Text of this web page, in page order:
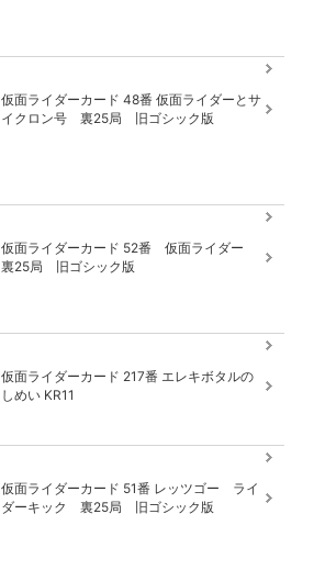
仮面ライダーカード 48番 仮面ライダーとサ
イクロン号 裏25局 旧ゴシック版
仮面ライダーカード 52番 仮面ライダー
裏25局 旧ゴシック版
仮面ライダーカード 217番 エレキボタルの
しめい KR11
仮面ライダーカード 51番 レッツゴー ライ
ダーキック 裏25局 旧ゴシック版